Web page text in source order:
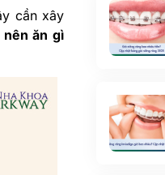
cần xây
ăn gì